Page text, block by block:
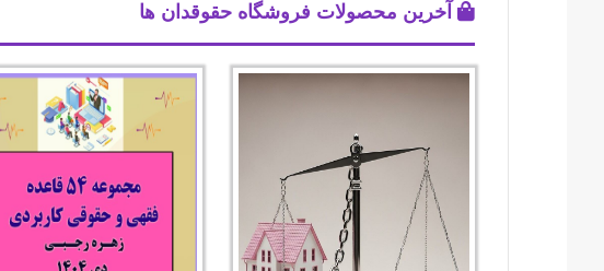
آخرین محصولات فروشگاه حقوقدان ها